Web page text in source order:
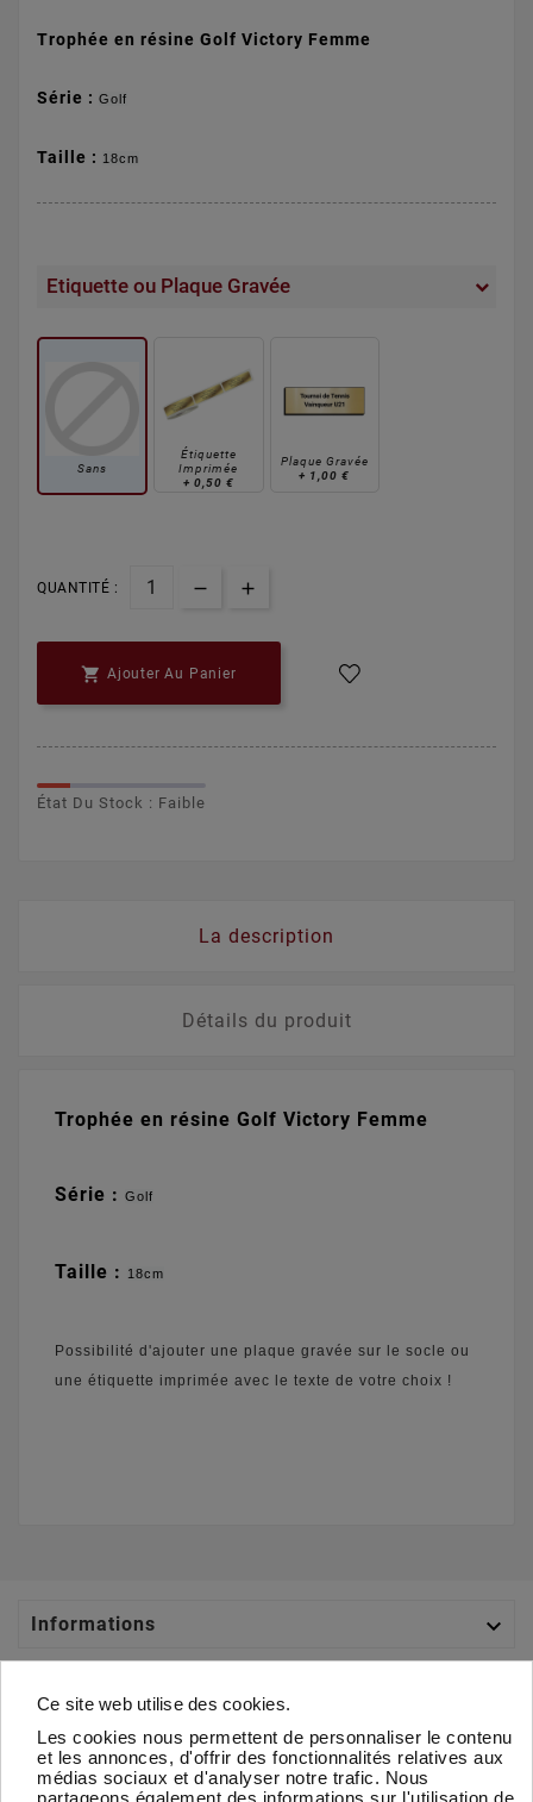
Trophée en résine Golf Victory Femme
Série : Golf
Taille : 18cm
Etiquette ou Plaque Gravée
Sans
Étiquette
Imprimée
+ 0,50 €
Plaque Gravée
+ 1,00 €
QUANTITÉ :
 Ajouter Au Panier
État Du Stock : Faible
La description
Détails du produit
Trophée en résine Golf Victory Femme
Série : Golf
Taille : 18cm
Possibilité d'ajouter une plaque gravée sur le socle ou
une étiquette imprimée avec le texte de votre choix !
Informations 
Votre Compte 
Ce site web utilise des cookies.
Les cookies nous permettent de personnaliser le contenu
et les annonces, d'offrir des fonctionnalités relatives aux
médias sociaux et d'analyser notre trafic. Nous